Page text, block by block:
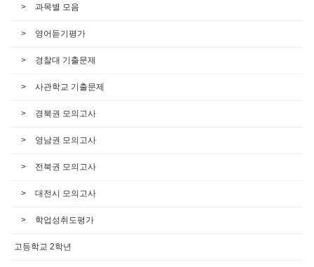
과목별 모음
영어듣기평가
경찰대 기출문제
사관학교 기출문제
경북권 모의고사
영남권 모의고사
전북권 모의고사
대전시 모의고사
학업성취도평가
고등학교 2학년